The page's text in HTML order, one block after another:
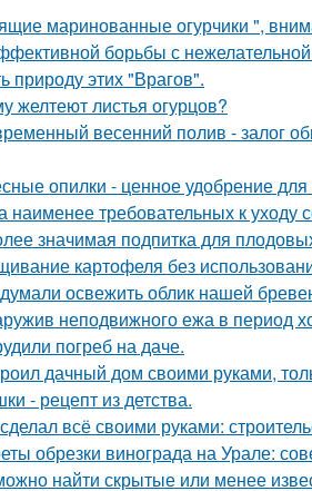
маринованные огурчики ",
борьбы с
природу этих "Врагов".
желтеют листья огурцов?
весенний полив - залог
опилки - ценное удобрение
наименее требовательных к уходу
значимая подпитка для
картофеля без
освежить облик нашей
неподвижного ежа в период
погреб на даче.
дачный дом своими руками,
- рецепт из детства.
всё своими руками:
обрезки винограда на Урале:
найти скрытые или менее